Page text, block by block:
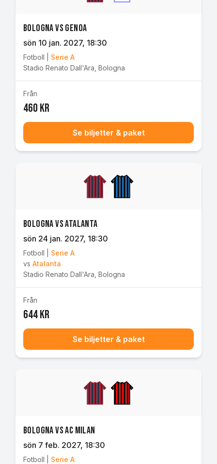
Bologna vs Genoa
sön 10 jan. 2027, 18:30
Fotboll
Serie A
Stadio Renato Dall'Ara Bologna
Från
460 kr
Se biljetter & paket
Bologna vs Atalanta
sön 24 jan. 2027, 18:30
Fotboll
Serie A
vs Atalanta
Stadio Renato Dall'Ara Bologna
Från
644 kr
Se biljetter & paket
Bologna vs AC Milan
sön 7 feb. 2027, 18:30
Fotboll
Serie A